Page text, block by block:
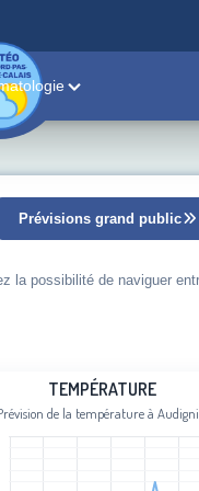
Prévisions grand public
la possibilité de naviguer
with 95 data points.
de la température à
TEMPÉRATURE
de la température à